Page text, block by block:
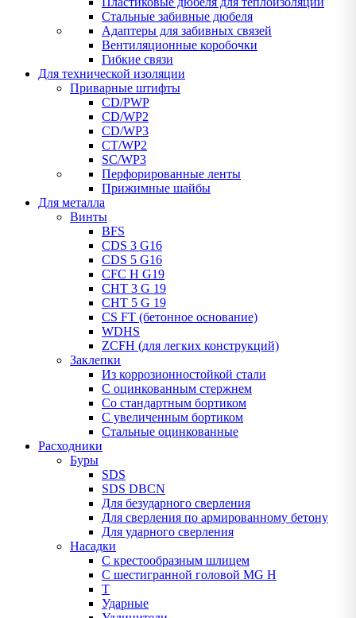
Стальные забивные дюбеля
Адаптеры для забивных связей
Вентиляционные коробочки
Гибкие связи
Для технической изоляции
Приварные штифты
CD/PWP
CD/WP2
CD/WP3
CT/WP2
SC/WP3
Перфорированные ленты
Прижимные шайбы
Для металла
Винты
BFS
CDS 3 G16
CDS 5 G16
CFC H G19
CHT 3 G 19
CHT 5 G 19
CS FT (бетонное основание)
WDHS
ZCFH (для легких конструкций)
Заклепки
Из коррозионностойкой стали
С оцинкованным стержнем
Со стандартным бортиком
С увеличенным бортиком
Стальные оцинкованные
Расходники
Буры
SDS
SDS DBCN
Для безударного сверления
Для сверления по армированному бетону
Для ударного сверления
Насадки
С крестообразным шлицем
С шестигранной головой MG H
T
Ударные